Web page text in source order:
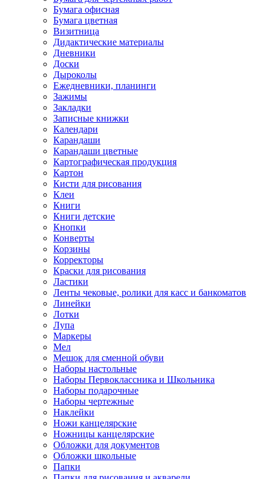
Бумага офисная
Бумага цветная
Визитница
Дидактические материалы
Дневники
Доски
Дыроколы
Ежедневники, планинги
Зажимы
Закладки
Записные книжки
Календари
Карандаши
Карандаши цветные
Картографическая продукция
Картон
Кисти для рисования
Клеи
Книги
Книги детские
Кнопки
Конверты
Корзины
Корректоры
Краски для рисования
Ластики
Ленты чековые, ролики для касс и банкоматов
Линейки
Лотки
Лупа
Маркеры
Мел
Мешок для сменной обуви
Наборы настольные
Наборы Первоклассника и Школьника
Наборы подарочные
Наборы чертежные
Наклейки
Ножи канцелярские
Ножницы канцелярские
Обложки для документов
Обложки школьные
Папки